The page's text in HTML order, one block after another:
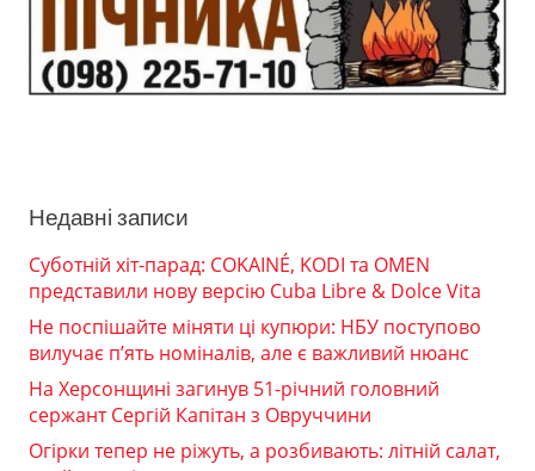
Недавні записи
Суботній хіт-парад: COKAINÉ, KODI та OMEN
представили нову версію Cuba Libre & Dolce Vita
Не поспішайте міняти ці купюри: НБУ поступово
вилучає п’ять номіналів, але є важливий нюанс
На Херсонщині загинув 51-річний головний
сержант Сергій Капітан з Овруччини
Огірки тепер не ріжуть, а розбивають: літній салат,